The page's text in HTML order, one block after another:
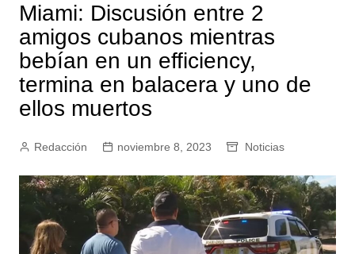
Miami: Discusión entre 2
amigos cubanos mientras
bebían en un efficiency,
termina en balacera y uno de
ellos muertos
Redacción noviembre 8, 2023 Noticias